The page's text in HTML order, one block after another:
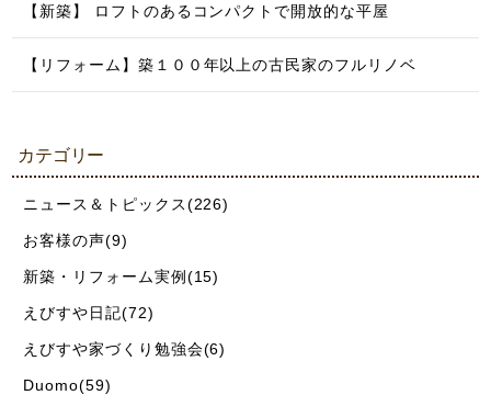
【新築】 ロフトのあるコンパクトで開放的な平屋
【リフォーム】築１００年以上の古民家のフルリノベ
カテゴリー
ニュース＆トピックス(226)
お客様の声(9)
新築・リフォーム実例(15)
えびすや日記(72)
えびすや家づくり勉強会(6)
Duomo(59)